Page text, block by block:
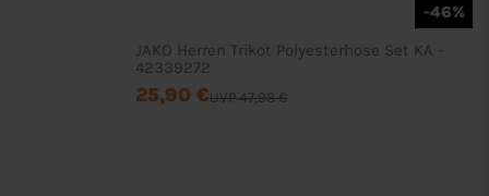
-46%
JAKO Herren Trikot Polyesterhose Set KA -
42339272
UVP 47,98 €
25,90 €